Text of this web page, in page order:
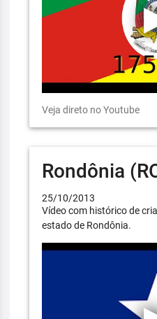
Veja direto no Youtube
Rondônia
25/10/2013
Vídeo com histórico de
estado de Rondônia.